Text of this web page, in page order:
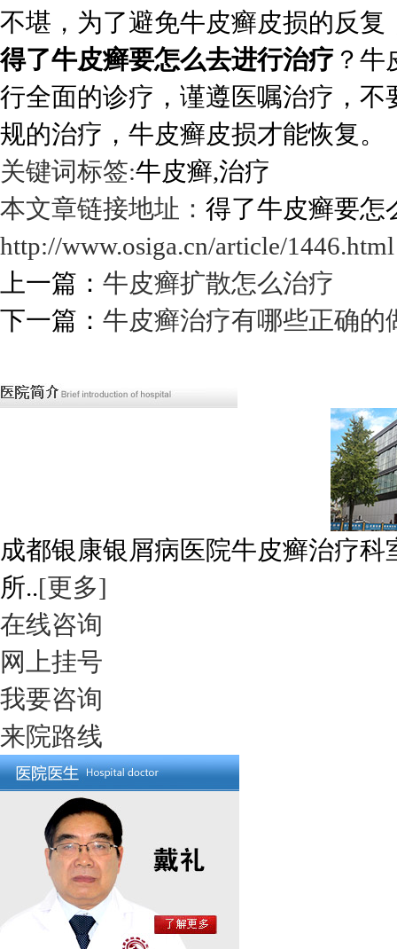
不堪，为了避免牛皮癣皮损的反
得了牛皮癣要怎么去进行治疗 ？
行全面的诊疗，谨遵医嘱治疗，
规的治疗，牛皮癣皮损才能恢复。
关键词标签:牛皮癣,治疗
本文章链接地址： 得了牛皮癣要怎
http://www.osiga.cn/article/1446.html
上一篇： 牛皮癣扩散怎么治疗
下一篇： 牛皮癣治疗有哪些正确的
成都银康银屑病医院牛皮癣治疗
所..[更多]
在线咨询
网上挂号
我要咨询
来院路线